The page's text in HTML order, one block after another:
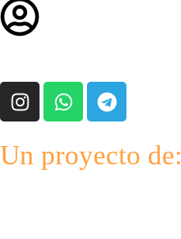
Un proyecto de: